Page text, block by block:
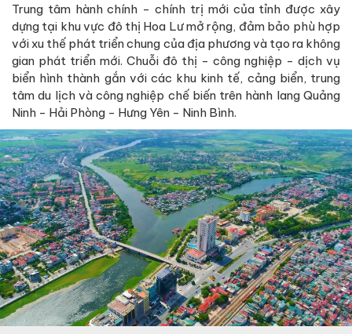
Trung tâm hành chính - chính trị mới của tỉnh được xây
dựng tại khu vực đô thị Hoa Lư mở rộng, đảm bảo phù hợp
với xu thế phát triển chung của địa phương và tạo ra không
gian phát triển mới. Chuỗi đô thị - công nghiệp - dịch vụ
biển hình thành gắn với các khu kinh tế, cảng biển, trung
tâm du lịch và công nghiệp chế biến trên hành lang Quảng
Ninh - Hải Phòng - Hưng Yên - Ninh Bình.